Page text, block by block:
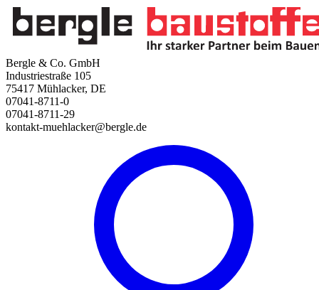
Bergle & Co. GmbH
Industriestraße 105
75417 Mühlacker, DE
07041-8711-0
07041-8711-29
kontakt-muehlacker@bergle.de